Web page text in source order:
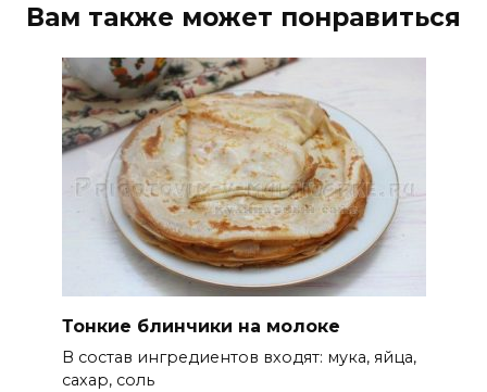
Вам также может понравиться
Тонкие блинчики на молоке
В состав ингредиентов входят: мука, яйца,
сахар, соль